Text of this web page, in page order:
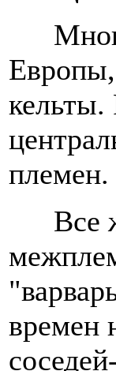
племен.
Все
времен